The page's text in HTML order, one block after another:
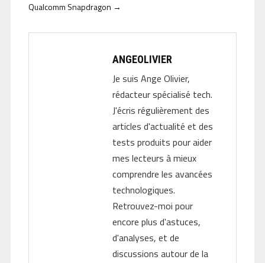
Qualcomm Snapdragon →
ANGEOLIVIER
Je suis Ange Olivier,
rédacteur spécialisé tech.
J'écris régulièrement des
articles d'actualité et des
tests produits pour aider
mes lecteurs à mieux
comprendre les avancées
technologiques.
Retrouvez-moi pour
encore plus d'astuces,
d'analyses, et de
discussions autour de la